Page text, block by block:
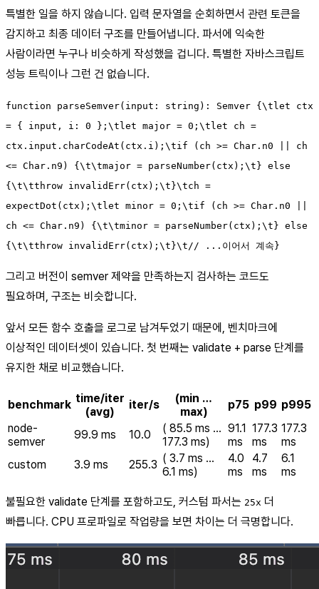
특별한 일을 하지 않습니다. 입력 문자열을 순회하면서 관련 토큰을
감지하고 최종 데이터 구조를 만들어냅니다. 파서에 익숙한
사람이라면 누구나 비슷하게 작성했을 겁니다. 특별한 자바스크립트
성능 트릭이나 그런 건 없습니다.
function parseSemver(input: string): Semver {\tlet ctx
= { input, i: 0 };\tlet major = 0;\tlet ch =
ctx.input.charCodeAt(ctx.i);\tif (ch >= Char.n0 || ch
<= Char.n9) {\t\tmajor = parseNumber(ctx);\t} else
{\t\tthrow invalidErr(ctx);\t}\tch =
expectDot(ctx);\tlet minor = 0;\tif (ch >= Char.n0 ||
ch <= Char.n9) {\t\tminor = parseNumber(ctx);\t} else
{\t\tthrow invalidErr(ctx);\t}\t// ...이어서 계속}
그리고 버전이 semver 제약을 만족하는지 검사하는 코드도
필요하며, 구조는 비슷합니다.
앞서 모든 함수 호출을 로그로 남겨두었기 때문에, 벤치마크에
이상적인 데이터셋이 있습니다. 첫 번째는 validate + parse 단계를
유지한 채로 비교했습니다.
benchmark time/iter
(avg)
iter/s
(min …
max)
p75 p99 p995
node-
semver
99.9 ms 10.0
( 85.5 ms …
177.3 ms)
91.1
ms
177.3
ms
177.3
ms
custom
3.9 ms 255.3 ( 3.7 ms …
6.1 ms)
4.0
ms
4.7
ms
6.1
ms
불필요한 validate 단계를 포함하고도, 커스텀 파서는 25x 더
빠릅니다. CPU 프로파일로 작업량을 보면 차이는 더 극명합니다.